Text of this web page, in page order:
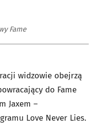
Fame
widzowie obejrzą
do Fame
Jaxem –
Love Never Lies.